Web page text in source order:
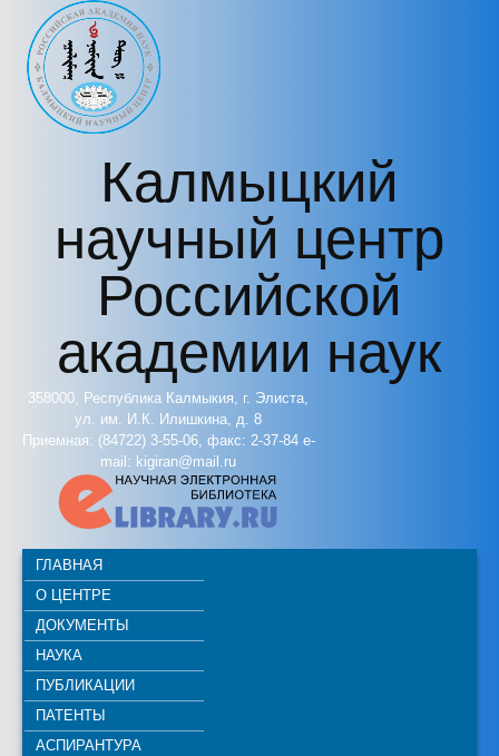
Перейти к основному содержанию
Калмыцкий
научный центр
Российской
академии наук
358000, Республика Калмыкия, г. Элиста,
ул. им. И.К. Илишкина, д. 8
Приемная: (84722) 3-55-06, факс: 2-37-84 e-
mail: kigiran@mail.ru
ГЛАВНАЯ
О ЦЕНТРЕ
ДОКУМЕНТЫ
НАУКА
ПУБЛИКАЦИИ
ПАТЕНТЫ
АСПИРАНТУРА